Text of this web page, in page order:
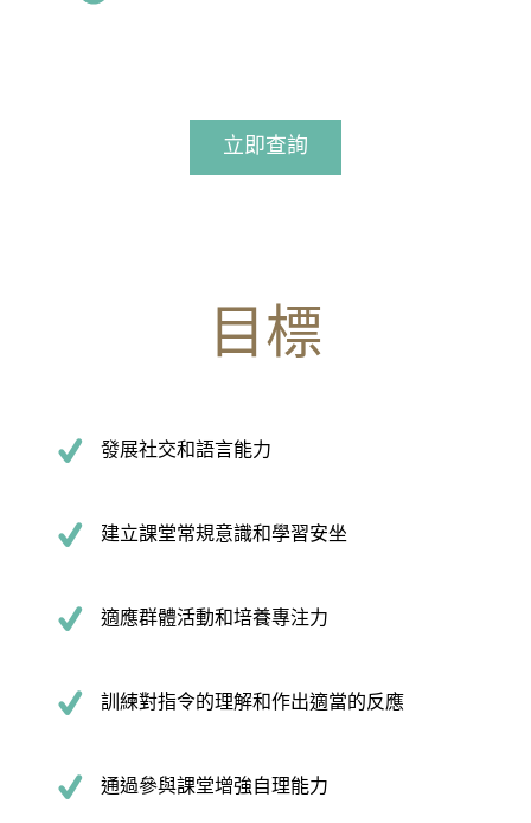
立即查詢
目標
發展社交和語言能力
建立課堂常規意識和學習安坐
適應群體活動和培養專注力
訓練對指令的理解和作出適當的反應
通過參與課堂增強自理能力